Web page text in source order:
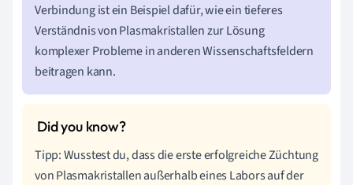
Verbindung ist ein Beispiel dafür, wie ein tieferes
Verständnis von Plasmakristallen zur Lösung
komplexer Probleme in anderen Wissenschaftsfeldern
beitragen kann.
Tipp: Wusstest du, dass die erste erfolgreiche Züchtung
von Plasmakristallen außerhalb eines Labors auf der